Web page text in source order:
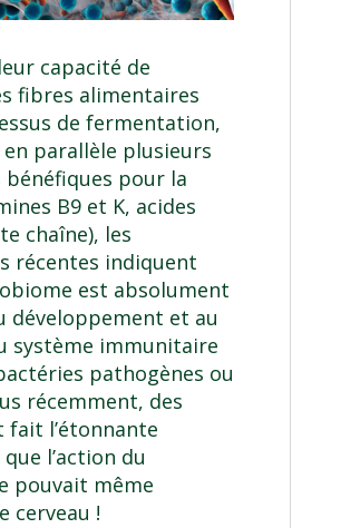
capacité de
fibres alimentaires
de fermentation,
parallèle plusieurs
pour la
B9 et K, acides
chaîne), les
récentes indiquent
est absolument
développement et au
système immunitaire
pathogènes ou
récemment, des
fait l’étonnante
l’action du
pouvait même
cerveau !